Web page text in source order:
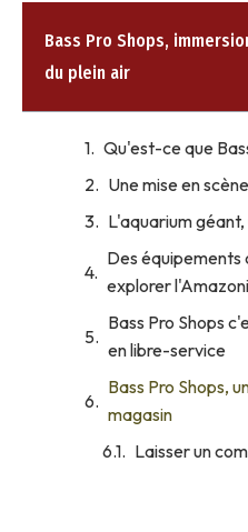
Bass Pro Shops,
du plein air
Qu'est-ce que
Une mise en
L'aquarium
Des équipements
explorer
Bass Pro Shops
en libre-service
Bass Pro Shops,
magasin
Laisser un